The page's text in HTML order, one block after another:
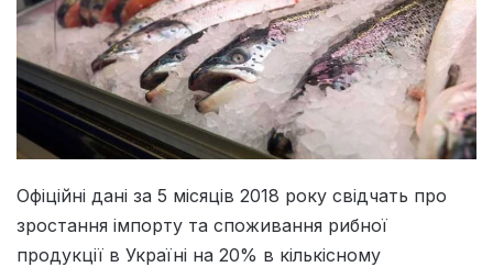
Офіційні дані за 5 місяців 2018 року свідчать про
зростання імпорту та споживання рибної
продукції в Україні на 20% в кількісному